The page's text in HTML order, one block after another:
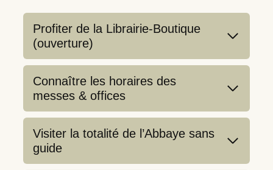
Profiter de la Librairie-Boutique
(ouverture)
Connaître les horaires des
messes & offices
Visiter la totalité de l’Abbaye sans
guide